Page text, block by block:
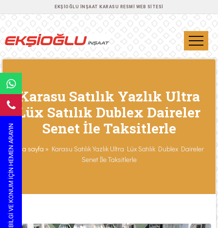
EKŞIOĞLU İNŞAAT KARASU RESMI WEB SITESI
BILGI VE KONUM IÇIN HEMEN ARAYIN
Karasu Satılık Yazlık Ultra
Lüx Satılık Dublex Daireler
Senet İle Taksitlerle
Ana sayfa » Karasu Satılık Yazlık Ultra Lüx Satılık Dublex Daireler
Senet İle Taksitlerle